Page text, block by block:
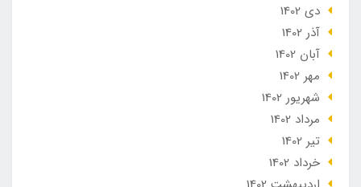
دی 1402
آذر 1402
آبان 1402
مهر 1402
شهریور 1402
مرداد 1402
تير 1402
خرداد 1402